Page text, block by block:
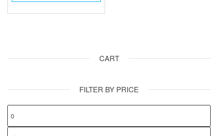
CART
FILTER BY PRICE